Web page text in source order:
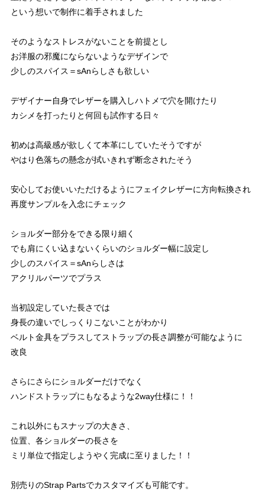
という想いで制作に着手されました
そのようなストレスがないことを前提とし
お洋服の邪魔にならないようなデザインで
少しのスパイス＝sAnらしさも欲しい
デザイナー自身でレザーを購入しハトメで穴を開けたり
カシメを打ったりと何回も試作する日々
初めは高級感が欲しくて本革にしていたそうですが
やはり色落ちの懸念が拭いきれず断念されたそう
安心してお使いいただけるようにフェイクレザーに方向転換され
再度サンプルを入念にチェック
ショルダー部分をできる限り細く
でも肩にくい込まないくらいのショルダー幅に設定し
少しのスパイス＝sAnらしさは
アクリルパーツでプラス
当初設定していた長さでは
身長の違いでしっくりこないことがわかり
ベルト金具をプラスしてストラップの長さ調整が可能なように
改良
さらにさらにショルダーだけでなく
ハンドストラップにもなるような2way仕様に！！
これ以外にもスナップの大きさ、
位置、各ショルダーの長さを
ミリ単位で指定しようやく完成に至りました！！
別売りのStrap Partsでカスタマイズも可能です。